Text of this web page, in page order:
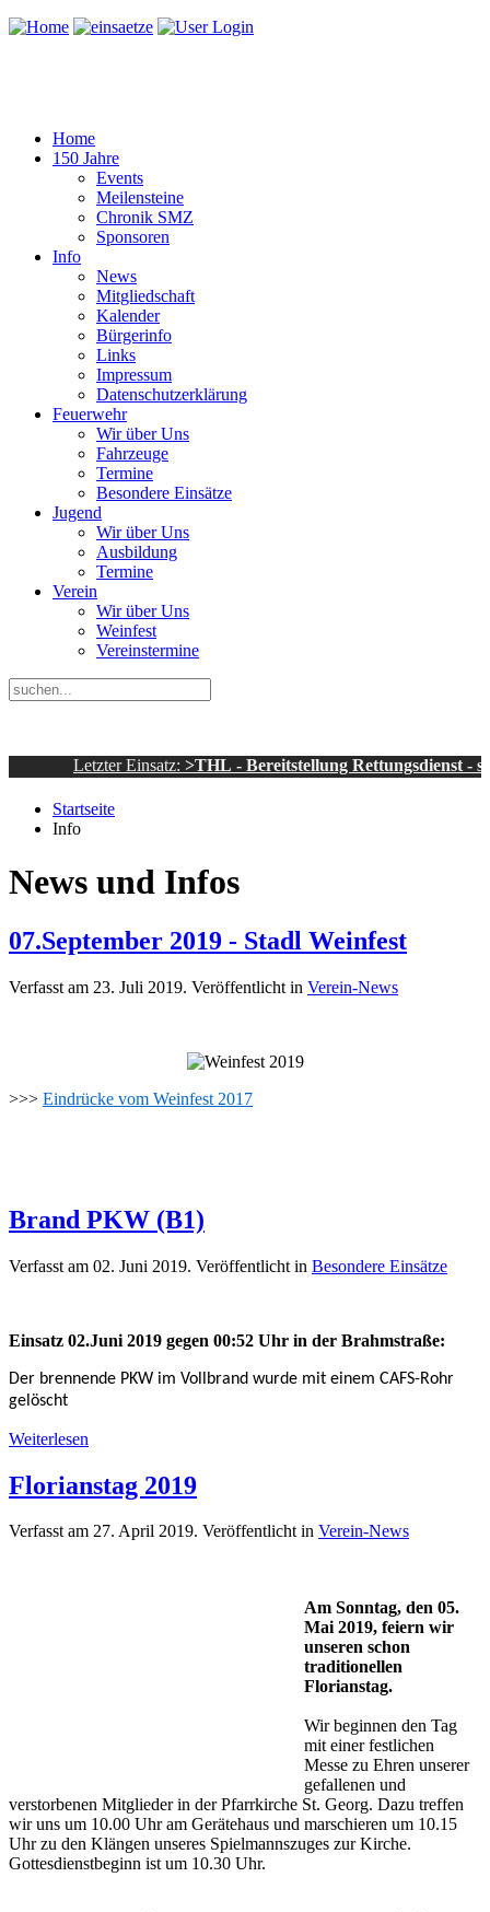
Home
150 Jahre
Events
Meilensteine
Chronik SMZ
Sponsoren
Info
News
Mitgliedschaft
Kalender
Bürgerinfo
Links
Impressum
Datenschutzerklärung
Feuerwehr
Wir über Uns
Fahrzeuge
Termine
Besondere Einsätze
Jugend
Wir über Uns
Ausbildung
Termine
Verein
Wir über Uns
Weinfest
Vereinstermine
Letzter Einsatz:>THL - Bereitstellung Rettungsdienst - sonstiges
Startseite
Info
News und Infos
07.September 2019 - Stadl Weinfest
Verfasst am 23. Juli 2019. Veröffentlicht in Verein-News
>>> Eindrücke vom Weinfest 2017
Brand PKW (B1)
Verfasst am 02. Juni 2019. Veröffentlicht in Besondere Einsätze
Einsatz 02.Juni 2019 gegen 00:52 Uhr in der Brahmstraße:
Der brennende PKW im Vollbrand wurde mit einem CAFS-Rohr
gelöscht
Weiterlesen
Florianstag 2019
Verfasst am 27. April 2019. Veröffentlicht in Verein-News
Am Sonntag, den 05.
Mai 2019, feiern wir
unseren schon
traditionellen
Florianstag.
Wir beginnen den Tag
mit einer festlichen
Messe zu Ehren unserer
gefallenen und
verstorbenen Mitglieder in der Pfarrkirche St. Georg. Dazu treffen
wir uns um 10.00 Uhr am Gerätehaus und marschieren um 10.15
Uhr zu den Klängen unseres Spielmannszuges zur Kirche.
Gottesdienstbeginn ist um 10.30 Uhr.